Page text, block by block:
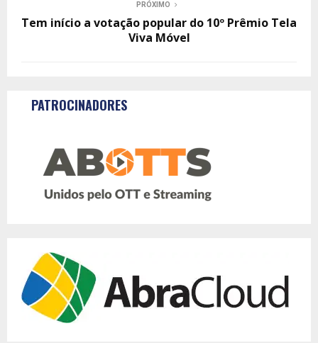
PRÓXIMO
Tem início a votação popular do 10º Prêmio Tela
Viva Móvel
PATROCINADORES